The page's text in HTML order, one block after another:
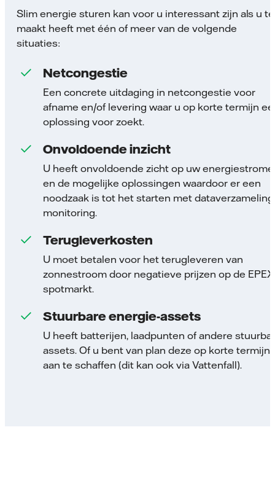
Slim energie sturen kan voor u interessant zijn als u te
maakt heeft met één of meer van de volgende
situaties:
Netcongestie
Een concrete uitdaging in netcongestie voor
afname en/of levering waar u op korte termijn
oplossing voor zoekt.
Onvoldoende inzicht
U heeft onvoldoende zicht op uw
en de mogelijke oplossingen waardoor er een
noodzaak is tot het starten met
monitoring.
Terugleverkosten
U moet betalen voor het terugleveren van
zonnestroom door negatieve prijzen op de
spotmarkt.
Stuurbare energie-assets
U heeft batterijen, laadpunten of andere
assets. Of u bent van plan deze op korte termijn
aan te schaffen (dit kan ook via Vattenfall).